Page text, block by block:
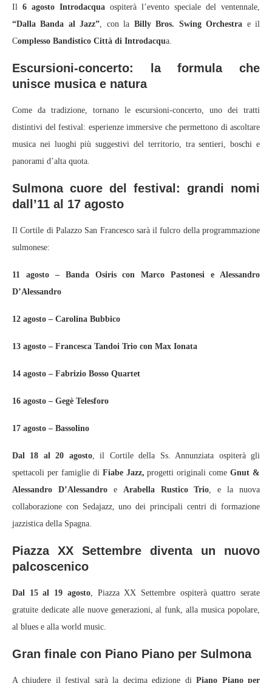
Il 6 agosto Introdacqua ospiterà l’evento speciale del ventennale,
“Dalla Banda al Jazz”, con la Billy Bros. Swing Orchestra e il
Complesso Bandistico Città di Introdacqua.
Escursioni-concerto: la formula che
unisce musica e natura
Come da tradizione, tornano le escursioni-concerto, uno dei tratti
distintivi del festival: esperienze immersive che permettono di ascoltare
musica nei luoghi più suggestivi del territorio, tra sentieri, boschi e
panorami d’alta quota.
Sulmona cuore del festival: grandi nomi
dall’11 al 17 agosto
Il Cortile di Palazzo San Francesco sarà il fulcro della programmazione
sulmonese:
11 agosto – Banda Osiris con Marco Pastonesi e Alessandro
D’Alessandro
12 agosto – Carolina Bubbico
13 agosto – Francesca Tandoi Trio con Max Ionata
14 agosto – Fabrizio Bosso Quartet
16 agosto – Gegè Telesforo
17 agosto – Bassolino
Dal 18 al 20 agosto, il Cortile della Ss. Annunziata ospiterà gli
spettacoli per famiglie diFiabe Jazz, progetti originali comeGnut &
Alessandro D’Alessandroe Arabella Rustico Trio, e la nuova
collaborazione con Sedajazz, uno dei principali centri di formazione
jazzistica della Spagna.
Piazza XX Settembre diventa un nuovo
palcoscenico
Dal 15 al 19 agosto, Piazza XX Settembre ospiterà quattro serate
gratuite dedicate alle nuove generazioni, al funk, alla musica popolare,
al blues e alla world music.
Gran finale con Piano Piano per Sulmona
A chiudere il festival sarà la decima edizione diPiano Piano per